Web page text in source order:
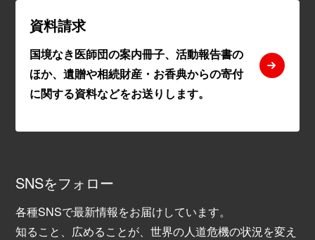
資料請求
国境なき医師団の案内冊子、活動報告書の
ほか、遺贈や相続財産・お香典からの寄付
に関する資料などをお送りします。
SNSをフォロー
各種SNSで最新情報をお届けしています。
知ること、広めることが、世界の人道危機の状況を変え